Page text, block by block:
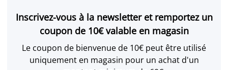
Inscrivez-vous à la newsletter et remportez un
coupon de 10€ valable en magasin
Le coupon de bienvenue de 10€ peut être utilisé
uniquement en magasin pour un achat d'un